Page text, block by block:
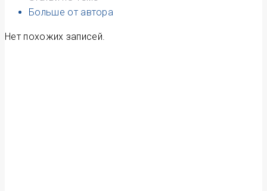
Больше от автора
Нет похожих записей.